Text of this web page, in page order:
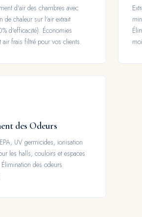
d'air des chambres avec
de chaleur sur l'air extrait
d'efficacité). Économies
air frais filtré pour vos clients.
des Odeurs
UV germicides, ionisation
les halls, couloirs et espaces
des odeurs